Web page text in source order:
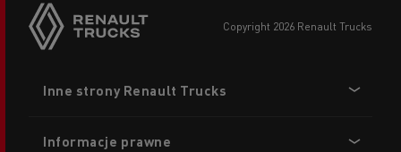
copyright 2026 Renault Trucks
menu
Inne strony Renault Trucks
Informacje prawne